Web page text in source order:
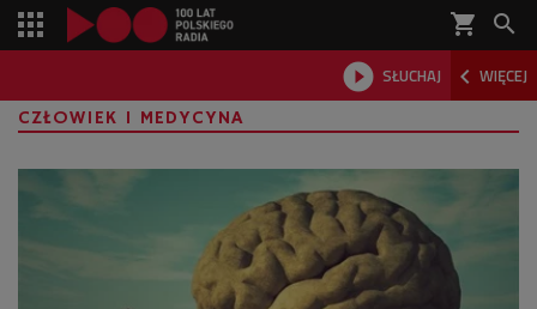
shopping_cart 
 SŁUCHAJ  WIĘCEJ

CZŁOWIEK I MEDYCYNA